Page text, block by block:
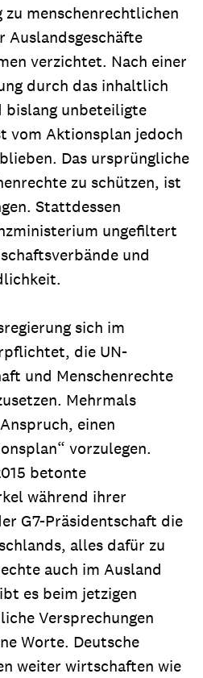
zu menschenrechtlichen
verzichtet. Nach einer
durch das inhaltlich
bislang unbeteiligte
vom Aktionsplan jedoch
Das ursprüngliche
zu schützen, ist
Stattdessen
ungefiltert
und
sich im
die UN-
und Menschenrechte
Mehrmals
einen
vorzulegen.
betonte
während ihrer
G7-Präsidentschaft die
alles dafür zu
auch im Ausland
es beim jetzigen
Versprechungen
Worte. Deutsche
weiter wirtschaften wie